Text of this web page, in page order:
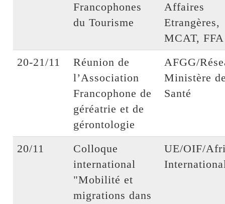
Francophones
du Tourisme
Affaires
Etrangères,
MCAT, FFA
20-21/11
Réunion de
l’Association
Francophone de
géréatrie et de
gérontologie
AFGG/
Ministère
Santé
20/11
Colloque
international
"Mobilité et
migrations dans
UE/OIF/